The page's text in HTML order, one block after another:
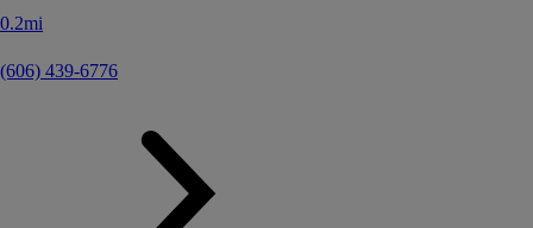
0.2mi
(606) 439-6776